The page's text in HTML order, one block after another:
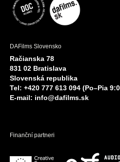
DAFilms Slovensko
Račianska 78
831 02 Bratislava
Slovenská republika
Tel: +420 777 613 094 (Po–Pia
E-mail: info@dafilms.sk
Finanční partneri